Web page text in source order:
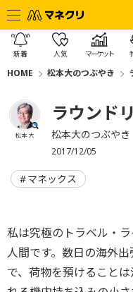
新着 人気 マーケット
HOME 松本大のつぶやき
松本 大
ラウンド
松本大のつぶやき
2017/12/05
マネックス
私は究極のトラベル・
人間です。数日の海外
で、荷物を預けること